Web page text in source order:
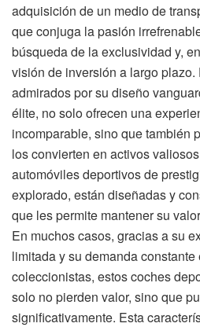
adquisición de un medio de
que conjuga la pasión
búsqueda de la exclusividad y,
visión de inversión a largo plazo.
admirados por su diseño
élite, no solo ofrecen una
incomparable, sino que también
los convierten en activos
automóviles deportivos de
explorado, están diseñadas y
que les permite mantener su
En muchos casos, gracias a su
limitada y su demanda
coleccionistas, estos coches
solo no pierden valor, sino que
significativamente. Esta